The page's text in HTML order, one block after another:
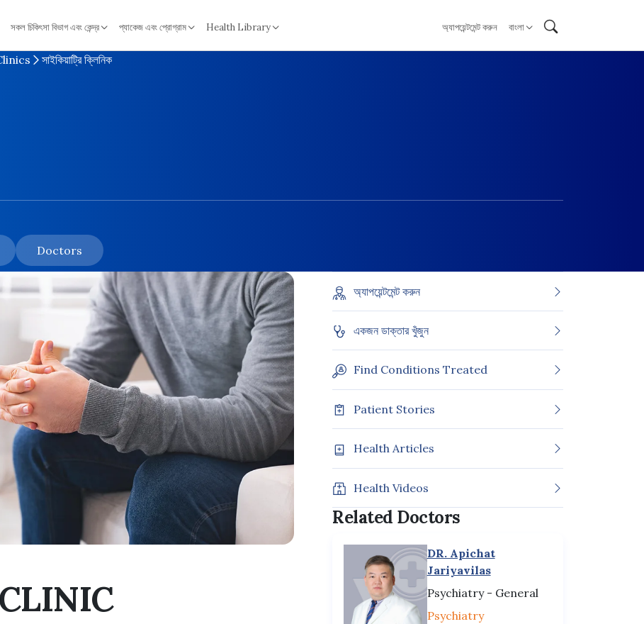
সকল চিকিৎসা বিভাগ এবং কেন্দ্র প্যাকেজ এবং প্রোগ্রাম Health Library অ্যাপয়েন্টমেন্ট করুন বাংলা
সাইকিয়াট্রি ক্লিনিক
Doctors
অ্যাপয়েন্টমেন্ট করুন
একজন ডাক্তার খুঁজুন
Find Conditions Treated
Patient Stories
Health Articles
Health Videos
Related Doctors
DR. Apichat
Jariyavilas
Psychiatry - General
Psychiatry